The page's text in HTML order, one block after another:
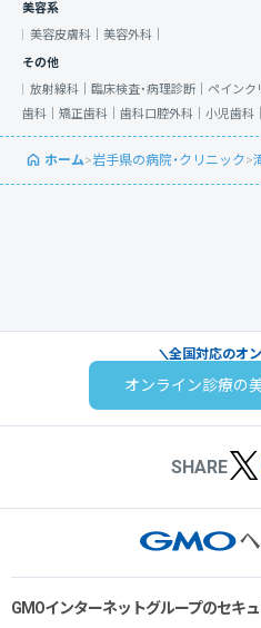
美容系
美容皮膚科｜ 美容外科｜
その他
放射線科｜ 臨床検査・病理診断｜ ペインク
歯科｜ 矯正歯科｜ 歯科口腔外科｜ 小児歯科｜
ホーム>岩手県の病院・クリニック>
全国対応のオ
オンライン診療の
SHARE
GMOインターネットグループのセキ